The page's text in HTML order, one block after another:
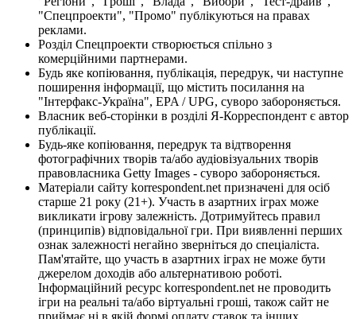
"Спецпроекти", "Промо" публікуються на правах
реклами.
Розділ Спецпроекти створюється спільно з
комерційними партнерами.
Будь яке копіювання, публікація, передрук, чи наступне
поширення інформації, що містить посилання на
"Інтерфакс-Україна", EPA / UPG, суворо забороняється.
Власник веб-сторінки в розділі Я-Корреспондент є автор
публікації.
Будь-яке копіювання, передрук та відтворення
фотографічних творів та/або аудіовізуальних творів
правовласника Getty Images - суворо забороняється.
Матеріали сайту korrespondent.net призначені для осіб
старше 21 року (21+). Участь в азартних іграх може
викликати ігрову залежність. Дотримуйтесь правил
(принципів) відповідальної гри. При виявленні перших
ознак залежності негайно зверніться до спеціаліста.
Пам'ятайте, що участь в азартних іграх не може бути
джерелом доходів або альтернативою роботі.
Інформаційний ресурс korrespondent.net не проводить
ігри на реальні та/або віртуальні гроші, також сайт не
приймає ні в якій формі оплату ставок та інших